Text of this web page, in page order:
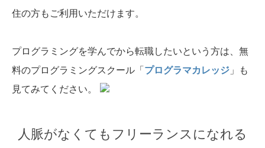
住の方もご利用いただけます。
プログラミングを学んでから転職したいという方は、無
料のプログラミングスクール「 プログラマカレッジ 」も
見てみてください。
人脈がなくてもフリーランスになれる